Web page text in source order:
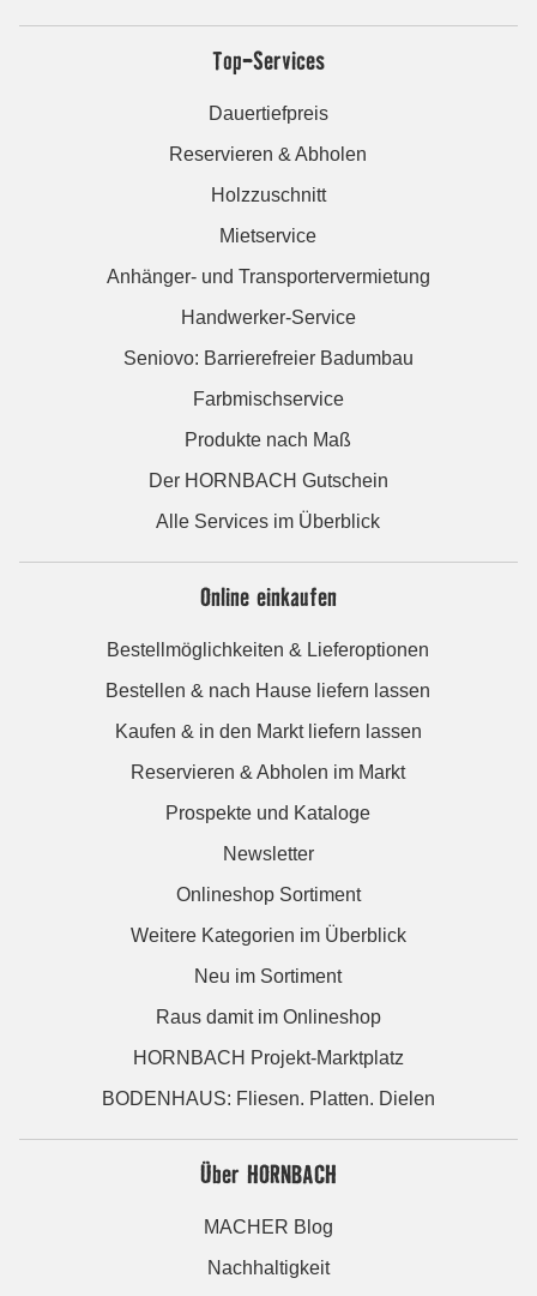
Top-Services
Dauertiefpreis
Reservieren & Abholen
Holzzuschnitt
Mietservice
Anhänger- und Transportervermietung
Handwerker-Service
Seniovo: Barrierefreier Badumbau
Farbmischservice
Produkte nach Maß
Der HORNBACH Gutschein
Alle Services im Überblick
Online einkaufen
Bestellmöglichkeiten & Lieferoptionen
Bestellen & nach Hause liefern lassen
Kaufen & in den Markt liefern lassen
Reservieren & Abholen im Markt
Prospekte und Kataloge
Newsletter
Onlineshop Sortiment
Weitere Kategorien im Überblick
Neu im Sortiment
Raus damit im Onlineshop
HORNBACH Projekt-Marktplatz
BODENHAUS: Fliesen. Platten. Dielen
Über HORNBACH
MACHER Blog
Nachhaltigkeit